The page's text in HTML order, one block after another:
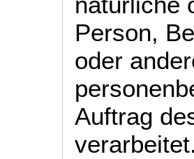
Person,
oder
Auftrag